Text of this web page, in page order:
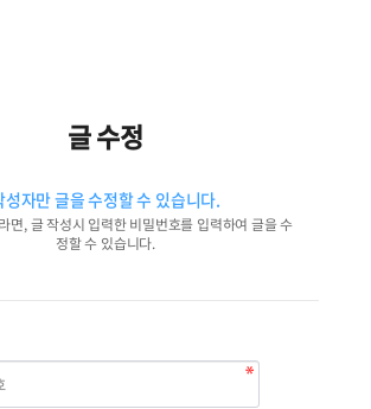
글 수정
성자만 글을 수정할 수 있습니다.
면, 글 작성시 입력한 비밀번호를 입력하여 글을 수
정할 수 있습니다.